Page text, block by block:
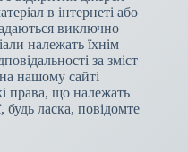
в інтернеті або
виключно
належать їхнім
за зміст
нашому сайті
права, що належать
будь ласка, повідомте